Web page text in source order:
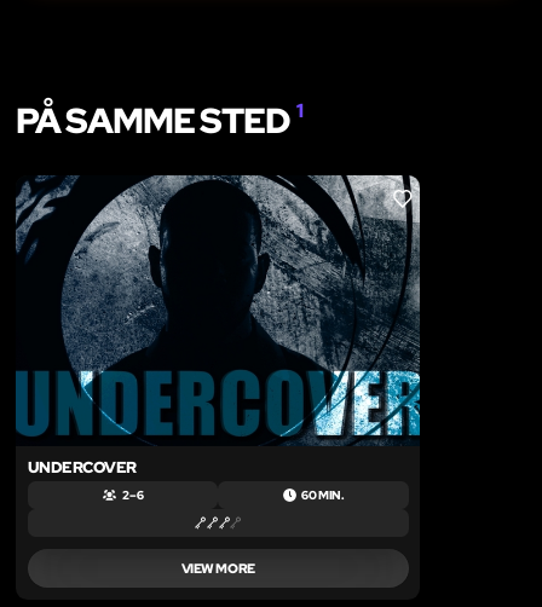
PÅ SAMME STED 1
LIKE
UNDERCOVER
2 – 6 60 MIN.
VIEW MORE